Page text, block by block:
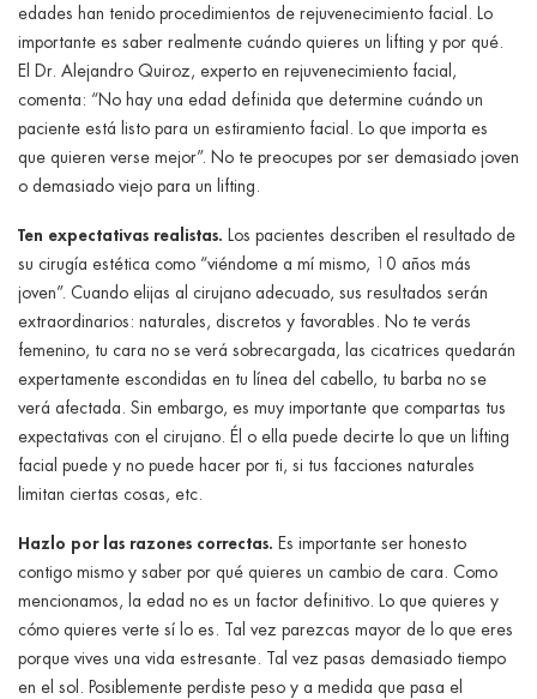
edades han tenido procedimientos de rejuvenecimiento facial. Lo
importante es saber realmente cuándo quieres un lifting y por qué.
El Dr. Alejandro Quiroz, experto en rejuvenecimiento facial,
comenta: “No hay una edad definida que determine cuándo un
paciente está listo para un estiramiento facial. Lo que importa es
que quieren verse mejor”. No te preocupes por ser demasiado joven
o demasiado viejo para un lifting.
Ten expectativas realistas. Los pacientes describen el resultado de
su cirugía estética como “viéndome a mí mismo, 10 años más
joven”. Cuando elijas al cirujano adecuado, sus resultados serán
extraordinarios: naturales, discretos y favorables. No te verás
femenino, tu cara no se verá sobrecargada, las cicatrices quedarán
expertamente escondidas en tu línea del cabello, tu barba no se
verá afectada. Sin embargo, es muy importante que compartas tus
expectativas con el cirujano. Él o ella puede decirte lo que un lifting
facial puede y no puede hacer por ti, si tus facciones naturales
limitan ciertas cosas, etc.
Hazlo por las razones correctas. Es importante ser honesto
contigo mismo y saber por qué quieres un cambio de cara. Como
mencionamos, la edad no es un factor definitivo. Lo que quieres y
cómo quieres verte sí lo es. Tal vez parezcas mayor de lo que eres
porque vives una vida estresante. Tal vez pasas demasiado tiempo
en el sol. Posiblemente perdiste peso y a medida que pasa el